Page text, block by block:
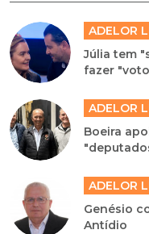
ADELOR
Júlia tem
fazer
ADELOR
Boeira
ADELOR
Genésio
Antídio